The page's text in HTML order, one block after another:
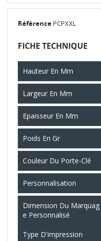
RéférencePCPXXL
FICHE TECHNIQUE
Hauteur En Mm
Largeur En Mm
Epaisseur En Mm
Poids En Gr
Couleur Du Porte-Clé
Personnalisation
Dimension Du Marquag
E Personnalisé
Type D'impression